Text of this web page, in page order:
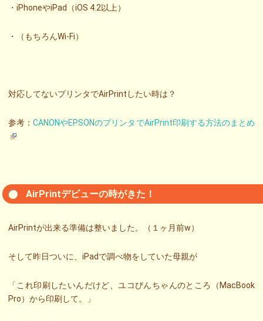
・iPhoneやiPad（iOS 4.2以上）
・（もちろんWi-Fi）
対応してないプリンタでAirPrintしたい時は？
参考：CANONやEPSONのプリンタでAirPrint印刷する方法のまとめ
AirPrintデビューの時がきた！
AirPrintが出来る準備は整いました。（１ヶ月前w）
そして昨日ついに、iPadで調べ物をしていた母親が
「これ印刷したいんだけど、ユコびんちゃんのところ（MacBook
Pro）から印刷して。」